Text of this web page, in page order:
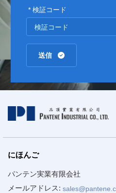
* 検証コード
送信
にほんご
パンテン実業有限会社
メールアドレス: